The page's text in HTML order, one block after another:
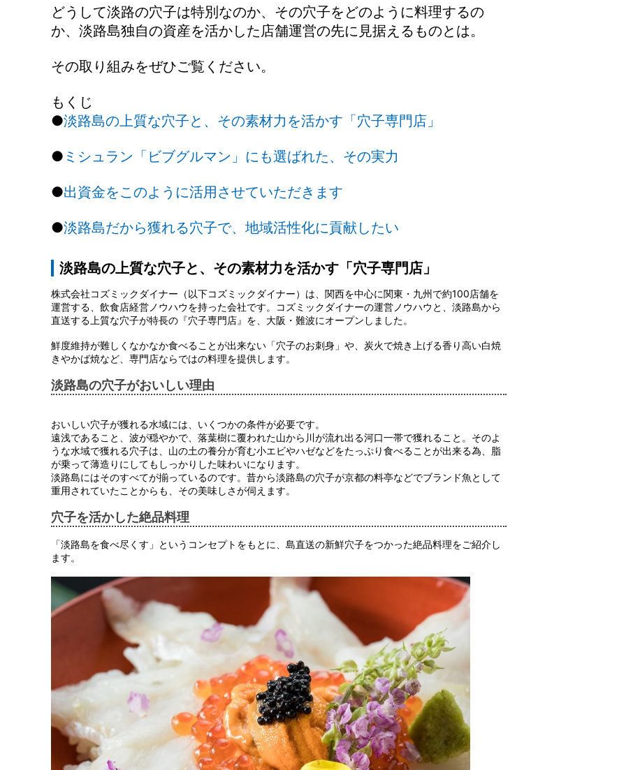
どうして淡路の穴子は特別なのか、その穴子をどのように料理するの
か、淡路島独自の資産を活かした店舗運営の先に見据えるものとは。
その取り組みをぜひご覧ください。
もくじ
●淡路島の上質な穴子と、その素材力を活かす「穴子専門店」
● ミシュラン「ビブグルマン」にも選ばれた、その実力
●出資金をこのように活用させていただきます
●淡路島だから獲れる穴子で、地域活性化に貢献したい
淡路島の上質な穴子と、その素材力を活かす「穴子専門店」
株式会社コズミックダイナー（以下コズミックダイナー）は、関西を中心に関東・九州で約100店舗を
運営する、飲食店経営ノウハウを持った会社です。コズミックダイナーの運営ノウハウと、淡路島から
直送する上質な穴子が特長の『穴子専門店』を、大阪・難波にオープンしました。
鮮度維持が難しくなかなか食べることが出来ない「穴子のお刺身」や、炭火で焼き上げる香り高い白焼
きやかば焼など、専門店ならではの料理を提供します。
淡路島の穴子がおいしい理由
おいしい穴子が獲れる水域には、いくつかの条件が必要です。
遠浅であること、波が穏やかで、落葉樹に覆われた山から川が流れ出る河口一帯で獲れること。そのよ
うな水域で獲れる穴子は、山の土の養分が育む小エビやハゼなどをたっぷり食べることが出来る為、脂
が乗って薄造りにしてもしっかりした味わいになります。
淡路島にはそのすべてが揃っているのです。昔から淡路島の穴子が京都の料亭などでブランド魚として
重用されていたことからも、その美味しさが伺えます。
穴子を活かした絶品料理
「淡路島を食べ尽くす」というコンセプトをもとに、島直送の新鮮穴子をつかった絶品料理をご紹介し
ます。